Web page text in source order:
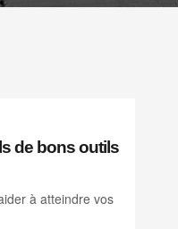
de bons outils
à atteindre vos